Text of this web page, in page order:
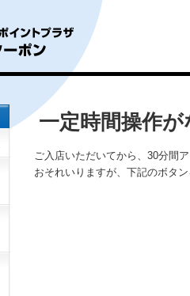
一定時間操作
ご入店いただいてから、30分間
おそれいりますが、下記のボタ